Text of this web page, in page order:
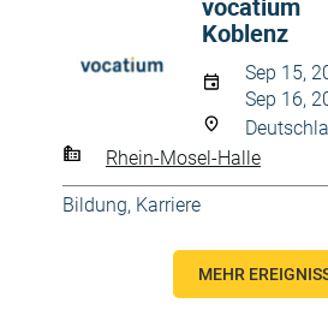
vocatium
Koblenz
Sep 15,
Sep 16,
Rhein-Mosel-Halle
Bildung, Karriere
MEHR